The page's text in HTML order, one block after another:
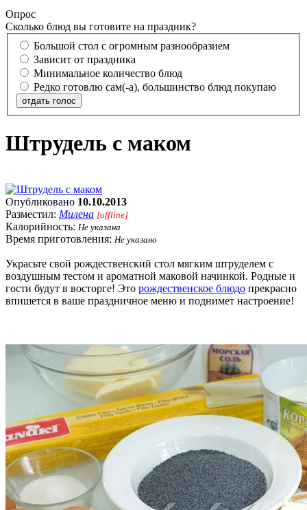
Опрос
Сколько блюд вы готовите на праздник?
Большой стол с огромным разнообразием
Зависит от праздника
Минимальное количество блюд
Редко готовлю сам(-а), большинство блюд покупаю
отдать голос
Штрудель с маком
Опубликовано 10.10.2013
Разместил: Милена [offline]
Калорийность: Не указана
Время приготовления: Не указано
Украсьте свой рождественский стол мягким штруделем с
воздушным тестом и ароматной маковой начинкой. Родные и
гости будут в восторге! Это рождественское блюдо прекрасно
впишется в ваше праздничное меню и поднимет настроение!